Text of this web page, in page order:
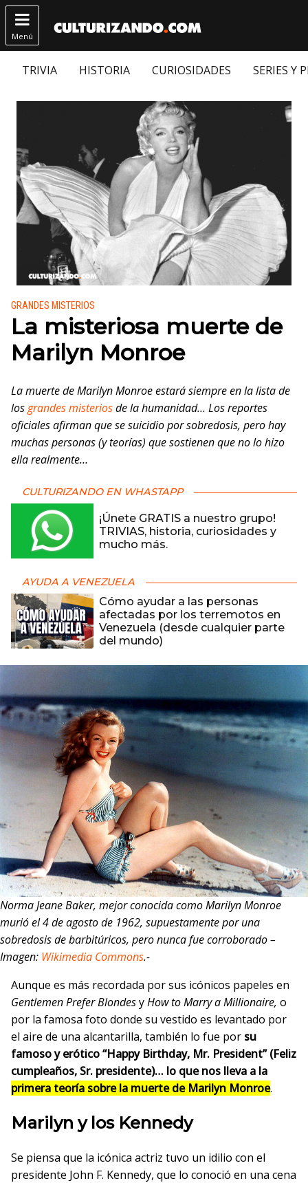

Menú
TRIVIA HISTORIA CURIOSIDADES SERIES Y
Publicado en:
GRANDES MISTERIOS
La misteriosa muerte de
Marilyn Monroe
La muerte de Marilyn Monroe estará siempre en la lista de
losgrandes misteriosde la humanidad… Los reportes
oficiales afirman que se suicidio por sobredosis, pero hay
muchas personas (y teorías) que sostienen que no lo hizo
ella realmente…
CULTURIZANDO EN WHASTAPP
¡Únete GRATIS a nuestro grupo!
TRIVIAS, historia, curiosidades y
mucho más.
AYUDA A VENEZUELA
Cómo ayudar a las personas
afectadas por los terremotos en
Venezuela (desde cualquier parte
del mundo)
Norma Jeane Baker, mejor conocida como Marilyn Monroe
murió el 4 de agosto de 1962, supuestamente por una
sobredosis de barbitúricos, pero nunca fue corroborado –
Imagen: Wikimedia Commons.-
Aunque es más recordada por sus icónicos papeles en
Gentlemen Prefer BlondesyHow to Marry a Millionaire, o
por la famosa foto donde su vestido es levantado por
el aire de una alcantarilla, también lo fue por su
famoso y erótico “Happy Birthday, Mr. President” (Feliz
cumpleaños, Sr. presidente)… lo que nos lleva a la
primera teoría sobre la muerte de Marilyn Monroe.
Marilyn y los Kennedy
Se piensa que la icónica actriz tuvo un idilio con el
presidente John F. Kennedy, que lo conoció en una cena